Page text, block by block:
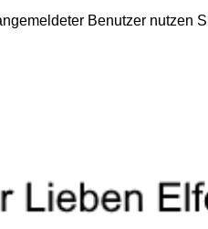
Benutzer nutzen